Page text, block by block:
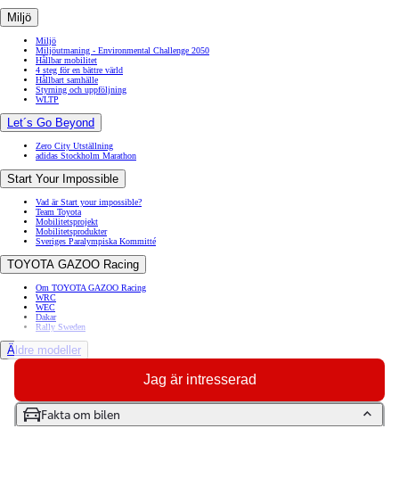
Jag är intresserad
Fakta om bilen
Miljö
Miljö
Miljöutmaning - Environmental Challenge 2050
Hållbar mobilitet
4 steg för en bättre värld
Hållbart samhälle
Styrning och uppföljning
WLTP
Let´s Go Beyond
Zero City Utställning
adidas Stockholm Marathon
Start Your Impossible
Vad är Start your impossible?
Team Toyota
Mobilitetsprojekt
Mobilitetsprodukter
Sveriges Paralympiska Kommitté
TOYOTA GAZOO Racing
Om TOYOTA GAZOO Racing
WRC
WEC
Dakar
Rally Sweden
Äldre modeller
Toyota GT86
Toyota Avensis
Toyota Celica